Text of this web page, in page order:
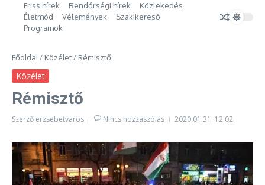
Friss hírek Rendőrségi hírek
Közlekedés
Életmód
Vélemények
Szakikereső
Programok
Főoldal / Közélet/ Rémisztő
Közélet
Rémisztő
Szerző erzsebetvaros Nincs hozzászólás 2020.01.31. 12:02